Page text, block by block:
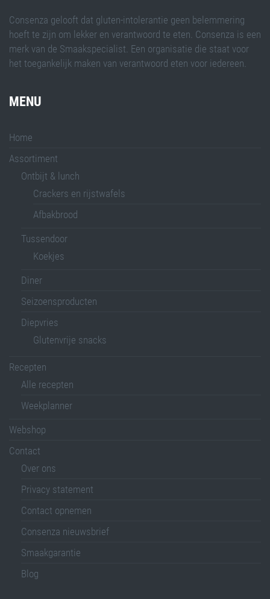
Consenza gelooft dat gluten-intolerantie geen belemmering
hoeft te zijn om lekker en verantwoord te eten. Consenza is een
merk van de Smaakspecialist. Een organisatie die staat voor
het toegankelijk maken van verantwoord eten voor iedereen.
MENU
Home
Assortiment
Ontbijt & lunch
Crackers en rijstwafels
Afbakbrood
Tussendoor
Koekjes
Diner
Seizoensproducten
Diepvries
Glutenvrije snacks
Recepten
Alle recepten
Weekplanner
Webshop
Contact
Over ons
Privacy statement
Contact opnemen
Consenza nieuwsbrief
Smaakgarantie
Blog